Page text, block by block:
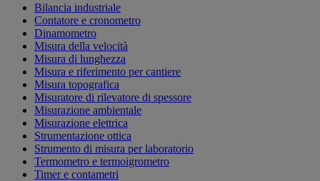
Bilancia industriale
Contatore e cronometro
Dinamometro
Misura della velocità
Misura di lunghezza
Misura e riferimento per cantiere
Misura topografica
Misuratore di rilevatore di spessore
Misurazione ambientale
Misurazione elettrica
Strumentazione ottica
Strumento di misura per laboratorio
Termometro e termoigrometro
Timer e contametri